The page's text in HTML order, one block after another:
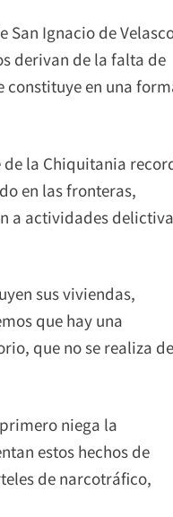
San Ignacio de
derivan de la falta de
en una
de la Chiquitania
en las fronteras,
a actividades
sus viviendas,
que hay una
que no se realiza de
niega la
estos hechos de
de narcotráfico,